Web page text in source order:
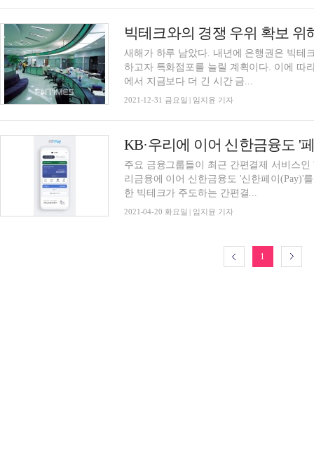
새해가 하루 남았다. 내년에 은행권은 빅테
하고자 특화점포를 늘릴 계획이다. 이에 따
에서 지금보다 더 긴 시간 금...
2021-12-31 금요일 | 임지윤 기자
KB·우리에 이어 신한금융도 '
주요 금융그룹들이 최근 간편결제 서비스
리금융에 이어 신한금융도 '신한페이(Pay)'
한 빅테크가 주도하는 간편결...
2021-04-20 화요일 | 임지윤 기자
1